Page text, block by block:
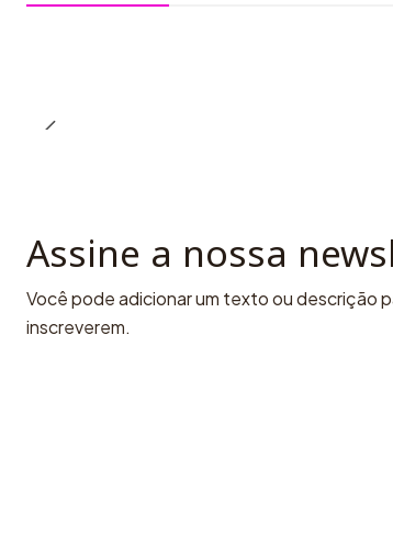
Assine a nossa
Você pode adicionar um texto ou descrição
inscreverem.